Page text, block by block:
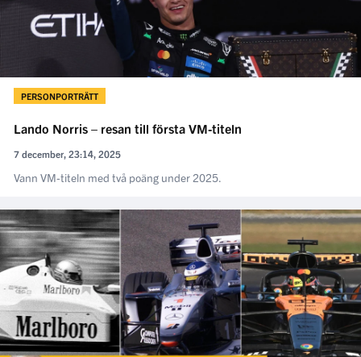
PERSONPORTRÄTT
Lando Norris – resan till första VM-titeln
7 december, 23:14, 2025
Vann VM-titeln med två poäng under 2025.